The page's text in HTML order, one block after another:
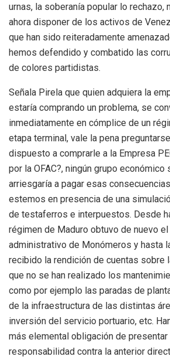
urnas, la soberanía popular lo rechazo,
ahora disponer de los activos de
que han sido reiteradamente
hemos defendido y combatido las
de colores partidistas.
Señala Pirela que quien adquiera la
estaría comprando un problema, se
inmediatamente en cómplice de un
etapa terminal, vale la pena
dispuesto a comprarle a la Empresa
por la OFAC?, ningún grupo económico
arriesgaría a pagar esas
estemos en presencia de una
de testaferros e interpuestos. Desde
régimen de Maduro obtuvo de nuevo
administrativo de Monómeros y hasta
recibido la rendición de cuentas sobre
que no se han realizado los
como por ejemplo las paradas de
de la infraestructura de las distintas
inversión del servicio portuario, etc.
más elemental obligación de presentar
responsabilidad contra la anterior